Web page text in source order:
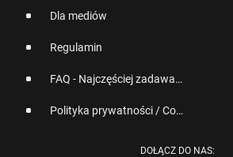
Dla mediów
Regulamin
FAQ - Najczęściej zadawane pytania
Polityka prywatności / Cookies
DOŁĄCZ DO NAS: